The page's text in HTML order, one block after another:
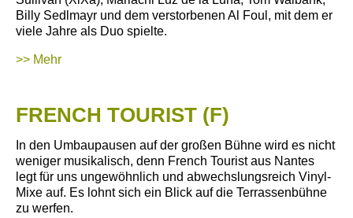
Billy Sedlmayr und dem verstorbenen Al Foul, mit dem er
viele Jahre als Duo spielte.
>> Mehr
FRENCH TOURIST (F)
In den Umbaupausen auf der großen Bühne wird es nicht
weniger musikalisch, denn French Tourist aus Nantes
legt für uns ungewöhnlich und abwechslungsreich Vinyl-
Mixe auf. Es lohnt sich ein Blick auf die Terrassenbühne
zu werfen.